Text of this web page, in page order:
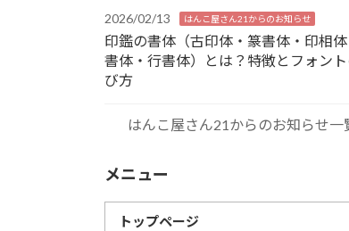
2026/02/13 はんこ屋さん21からのお知らせ
印鑑の書体（古印体・篆書体・印相
書体・行書体）とは？特徴とフォン
び方
はんこ屋さん21からのお知らせ
メニュー
トップページ